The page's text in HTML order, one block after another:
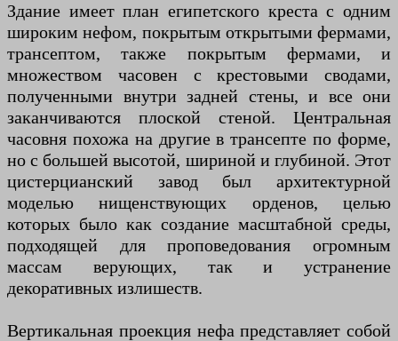
Здание имеет план египетского креста с одним
широким нефом, покрытым открытыми фермами,
трансептом, также покрытым фермами, и
множеством часовен с крестовыми сводами,
полученными внутри задней стены, и все они
заканчиваются плоской стеной. Центральная
часовня похожа на другие в трансепте по форме,
но с большей высотой, шириной и глубиной. Этот
цистерцианский завод был архитектурной
моделью нищенствующих орденов, целью
которых было как создание масштабной среды,
подходящей для проповедования огромным
массам верующих, так и устранение
декоративных излишеств.
Вертикальная проекция нефа представляет собой